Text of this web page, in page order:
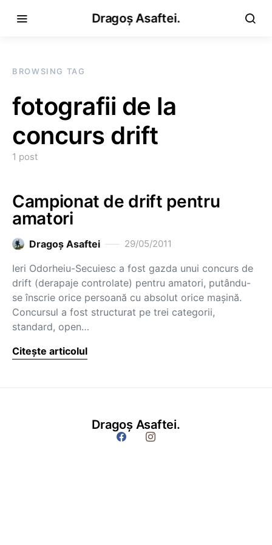
Dragoș Asaftei.
BROWSING TAG
fotografii de la
concurs drift
1 post
Campionat de drift pentru
amatori
Dragoş Asaftei 29/05/2011
Ieri Odorheiu-Secuiesc a fost gazda unui concurs de
drift (derapaje controlate) pentru amatori, putându-
se înscrie orice persoană cu absolut orice mașină.
Concursul a fost structurat pe trei categorii,
standard, open…
Citește articolul
Dragoș Asaftei.